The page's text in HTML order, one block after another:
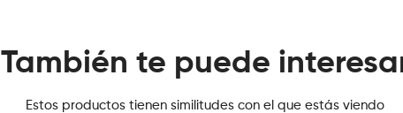
También te puede
Estos productos tienen similitudes con el que estás viendo